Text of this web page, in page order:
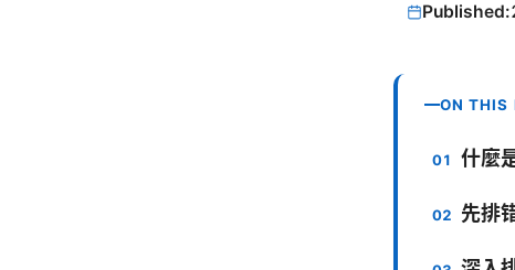
Published:
ON THIS
什麼
先排